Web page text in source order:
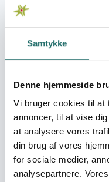
Samtykke
Denne hjemmeside
Vi bruger cookies til at
annoncer, til at vise
at analysere vores
din brug af vores
for sociale medier,
analysepartnere.
Pool:
Efforts take place in:
Resume
Der søges om støtte
oplysningsvideo om